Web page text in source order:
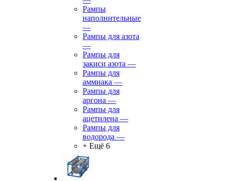
Рампы
наполнительные
—
Рампы для азота
—
Рампы для
закиси азота —
Рампы для
аммиака —
Рампы для
аргона —
Рампы для
ацетилена —
Рампы для
водорода —
+ Ещё 6